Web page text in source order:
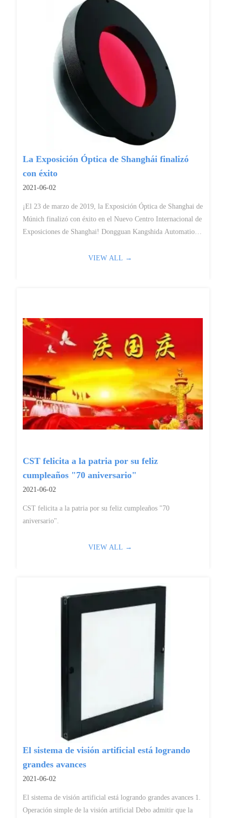
La Exposición Óptica de Shanghái finalizó
con éxito
2021-06-02
¡El 23 de marzo de 2019, la Exposición Óptica de Shanghai de
Múnich finalizó con éxito en el Nuevo Centro Internacional de
Exposiciones de Shanghai! Dongguan Kangshida Automation
VIEW ALL →
CST felicita a la patria por su feliz
cumpleaños "70 aniversario"
2021-06-02
CST felicita a la patria por su feliz cumpleaños "70
aniversario".
VIEW ALL →
El sistema de visión artificial está logrando
grandes avances
2021-06-02
El sistema de visión artificial está logrando grandes avances 1.
Operación simple de la visión artificial Debo admitir que la